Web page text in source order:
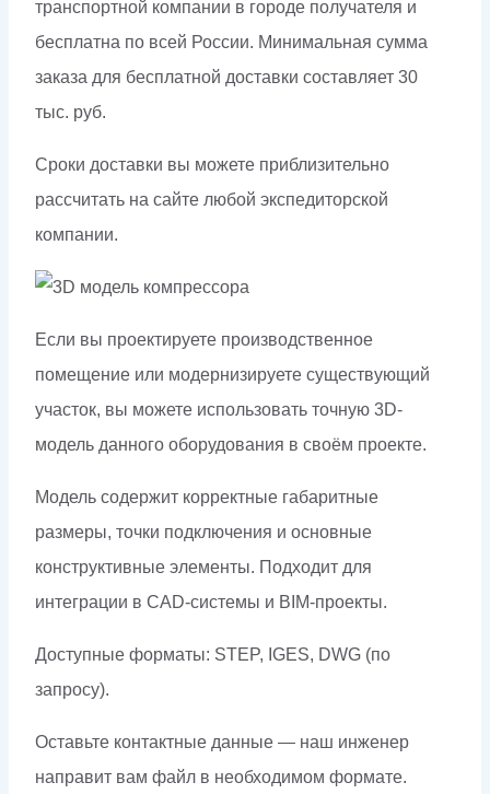
транспортной компании в городе получателя и
бесплатна по всей России. Минимальная сумма
заказа для бесплатной доставки составляет 30
тыс. руб.
Сроки доставки вы можете приблизительно
рассчитать на сайте любой экспедиторской
компании.
Если вы проектируете производственное
помещение или модернизируете существующий
участок, вы можете использовать точную 3D-
модель данного оборудования в своём проекте.
Модель содержит корректные габаритные
размеры, точки подключения и основные
конструктивные элементы. Подходит для
интеграции в CAD-системы и BIM-проекты.
Доступные форматы: STEP, IGES, DWG (по
запросу).
Оставьте контактные данные — наш инженер
направит вам файл в необходимом формате.